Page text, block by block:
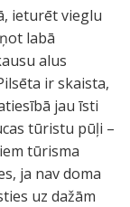
ieturēt vieglu
labā
alus
ir skaista,
jau īsti
tūristu pūļi –
tūrisma
ja nav doma
uz dažām